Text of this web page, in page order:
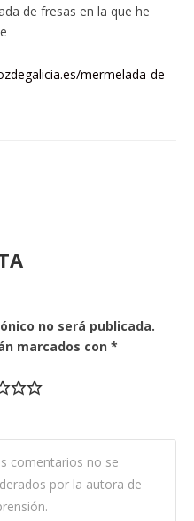
de fresas en la que he
mermelada-de-
no será publicada.
marcados con *